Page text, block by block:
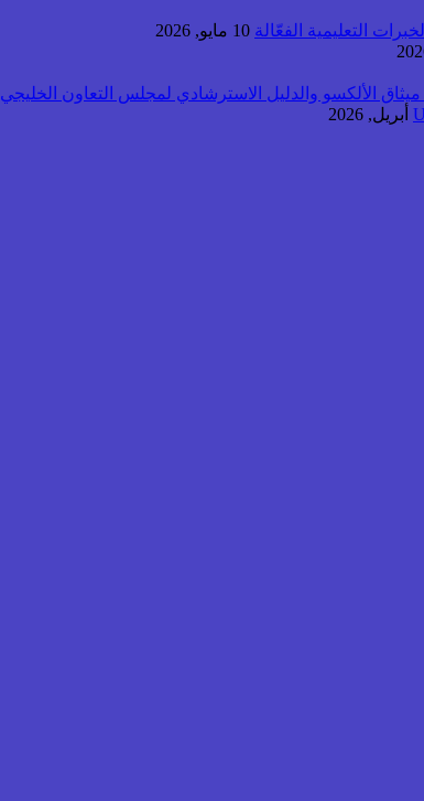
التعليمية الفعّالة 10 مايو, 2026
الألكسو والدليل الاسترشادي لمجلس التعاون الخليجي